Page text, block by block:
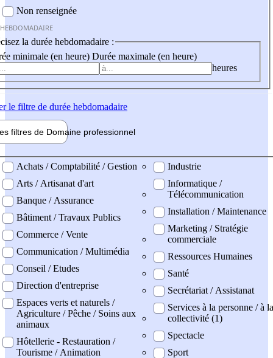
Non renseignée
la durée hebdomadaire :
minimale (en heure) Durée maximale (en heure)
heures
le filtre de durée hebdomadaire
filtres de Domaine professionnel
professionel
Achats / Comptabilité / Gestion
Arts / Artisanat d'art
Banque / Assurance
Bâtiment / Travaux Publics
Commerce / Vente
Communication / Multimédia
Conseil / Etudes
Direction d'entreprise
Espaces verts et naturels /
Agriculture / Pêche / Soins aux
animaux
Hôtellerie - Restauration /
Tourisme / Animation
Industrie
Informatique /
Télécommunication
Installation / Maintenance
Marketing / Stratégie
commerciale
Ressources Humaines
Santé
Secrétariat / Assistanat
Services à la personne / à la
collectivité (1)
Spectacle
Sport